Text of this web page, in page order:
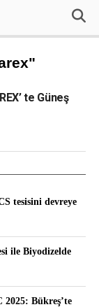
te Güneş
tesisini devreye
ile Biyodizelde
Bükreş’te